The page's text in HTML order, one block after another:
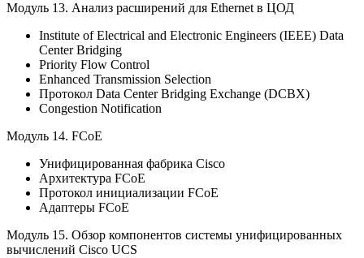
Модуль 13. Анализ расширений для Ethernet в ЦОД
Institute of Electrical and Electronic Engineers (IEEE) Data
Center Bridging
Priority Flow Control
Enhanced Transmission Selection
Протокол Data Center Bridging Exchange (DCBX)
Congestion Notification
Модуль 14. FCoE
Унифицированная фабрика Cisco
Архитектура FCoE
Протокол инициализации FCoE
Адаптеры FCoE
Модуль 15. Обзор компонентов системы унифицированных
вычислений Cisco UCS